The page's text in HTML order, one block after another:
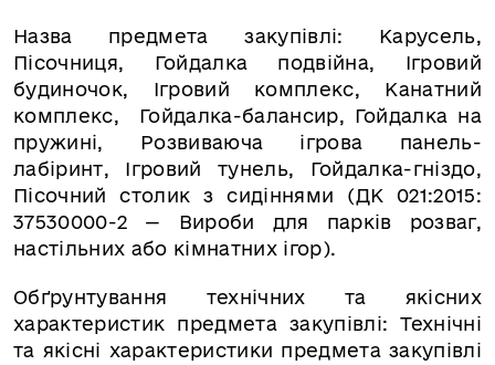
Назва предмета закупівлі: Карусель,
Пісочниця, Гойдалка подвійна, Ігровий
будиночок, Ігровий комплекс, Канатний
комплекс,
Гойдалка-балансир, Гойдалка на
пружині, Розвиваюча ігрова панель-
лабіринт, Ігровий тунель, Гойдалка-гніздо,
Пісочний столик з сидіннями
(ДК 021:2015:
37530000-2 — Вироби для парків розваг,
настільних або кімнатних ігор).
Обґрунтування технічних та якісних
характеристик предмета закупівлі:Технічні
та якісні характеристики предмета закупівлі